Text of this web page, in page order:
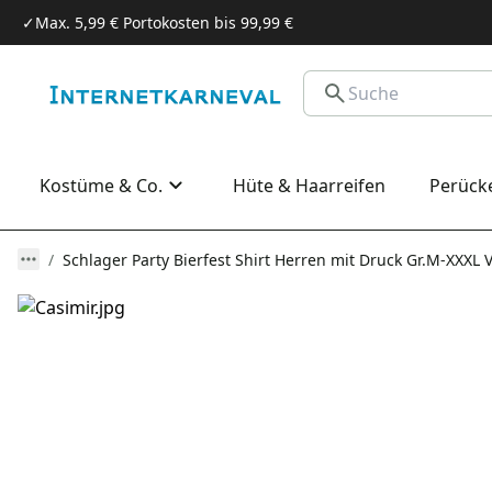
✓Max. 5,99 € Portokosten bis 99,99 €
Kostüme & Co. Hüte & Haarreifen
Schlager Party Bierfest Shirt Herren mit Druck Gr.M-XXXL